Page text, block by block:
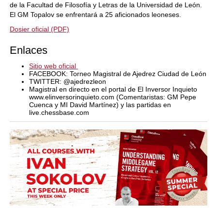
de la Facultad de Filosofía y Letras de la Universidad de León.
El GM Topalov se enfrentará a 25 aficionados leoneses.
Dosier oficial (PDF)
Enlaces
Sitio web oficial
FACEBOOK: Torneo Magistral de Ajedrez Ciudad de León
TWITTER: @ajedrezleon
Magistral en directo en el portal de El Inversor Inquieto
www.elinversorinquieto.com (Comentaristas: GM Pepe
Cuenca y MI David Martínez) y las partidas en
live.chessbase.com